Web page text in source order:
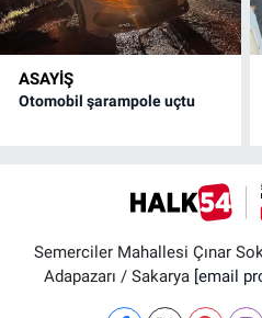
ASAYİŞ
Otomobil şarampole uçtu
Semerciler Mahallesi Çınar
Adapazarı / Sakarya [email